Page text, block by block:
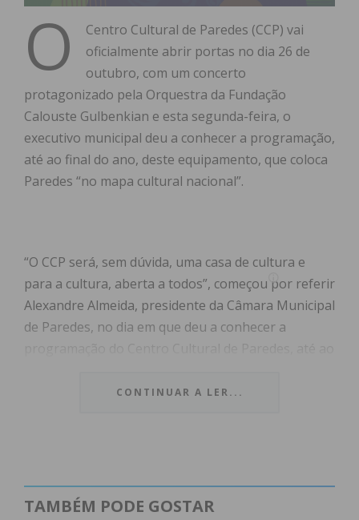
O
Centro Cultural de Paredes (CCP) vai
oficialmente abrir portas no dia 26 de
outubro, com um concerto
protagonizado pela Orquestra da Fundação
Calouste Gulbenkian e esta segunda-feira, o
executivo municipal deu a conhecer a programação,
até ao final do ano, deste equipamento, que coloca
Paredes “no mapa cultural nacional”.
“O CCP será, sem dúvida, uma casa de cultura e
para a cultura, aberta a todos”, começou por referir
Alexandre Almeida, presidente da Câmara Municipal
de Paredes, no dia em que deu a conhecer a
Orquestra da Fundação Calouste Gulbenkian,
CONTINUAR A LER...
TAMBÉM PODE GOSTAR